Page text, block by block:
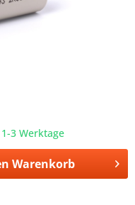
3 Werktage
Warenkorb